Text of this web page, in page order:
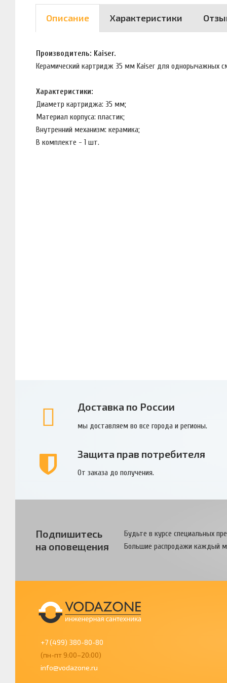
Описание Характеристики
Производитель: Kaiser.
Керамический картридж 35 мм Kaiser для однорычажных
Характеристики:
Диаметр картриджа: 35 мм;
Материал корпуса: пластик;
Внутренний механизм: керамика;
В комплекте - 1 шт.
Доставка по России
мы доставляем во все города и регионы.
Защита прав потребителя
От заказа до получения.
Подпишитесь
на оповещения
Будьте в курсе специальных
Большие распродажи каждый
+7 (499) 380-80-80
(пн-пт 9:00–20:00)
info@vodazone.ru